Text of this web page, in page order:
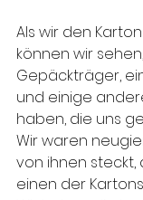
Als wir den
können wir
Gepäckträger,
und einige
haben, die uns
Wir waren
von ihnen
einen der